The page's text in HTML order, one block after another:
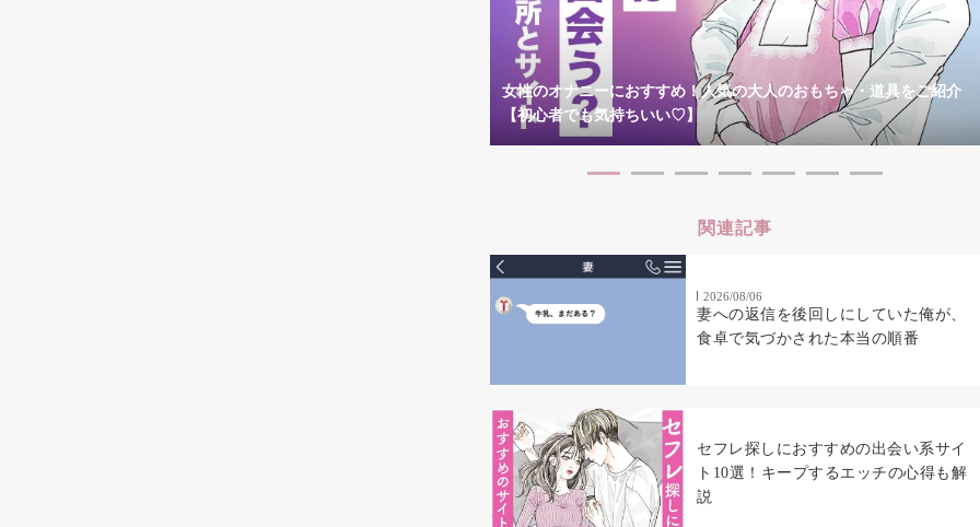
女性のオナニーにおすすめ！人気の大人のおもちゃ・道具をご紹介
【初心者でも気持ちいい♡】
関連記事
2026/08/06
妻への返信を後回しにしていた俺が、
食卓で気づかされた本当の順番
セフレ探しにおすすめの出会い系サイ
ト10選！キープするエッチの心得も解
説